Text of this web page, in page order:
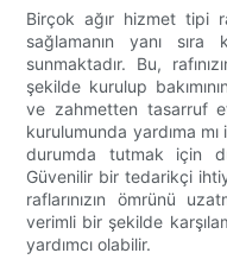
Birçok ağır hizmet tipi
sağlamanın yanı
sunmaktadır. Bu,
şekilde kurulup
ve zahmetten tasarruf
kurulumunda yardıma mı
durumda tutmak için
Güvenilir bir tedarikçi
raflarınızın ömrünü
verimli bir şekilde
yardımcı olabilir.